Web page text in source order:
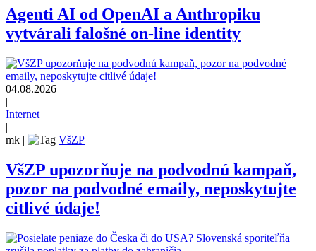
Agenti AI od OpenAI a Anthropiku
vytvárali falošné on-line identity
04.08.2026
|
Internet
|
mk | VšZP
VšZP upozorňuje na podvodnú kampaň,
pozor na podvodné emaily, neposkytujte
citlivé údaje!